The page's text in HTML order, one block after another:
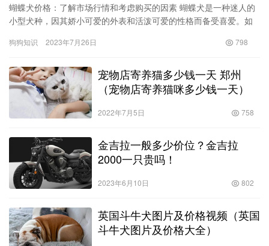
蝴蝶犬价格：了解市场行情和考虑购买的因素 蝴蝶犬是一种迷人的
小型犬种，因其娇小可爱的外表和活泼可爱的性格而备受喜爱。如
格是…
狗狗知识 2023年7月26日 798
宠物店寄养猫多少钱一天 郑州
（宠物店寄养猫咪多少钱一天）
2022年7月5日 758
金吉拉一般多少价位？金吉拉
2000一只贵吗！
2023年6月10日 802
英国斗牛犬图片及价格视频（英国
斗牛犬图片及价格大全）